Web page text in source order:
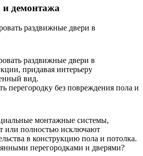
и демонтажа
раздвижные двери в
раздвижные двери в
придавая интерьеру
вид.
перегородку без повреждения пола и
монтажные системы,
или полностью исключают
в конструкцию пола и потолка.
перегородками и дверями?